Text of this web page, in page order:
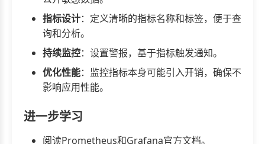
指标设计：定义清晰的指标名称和标签，便于查
询和分析。
持续监控：设置警报，基于指标触发通知。
优化性能：监控指标本身可能引入开销，确保不
影响应用性能。
进一步学习
阅读Prometheus和Grafana官方文档。